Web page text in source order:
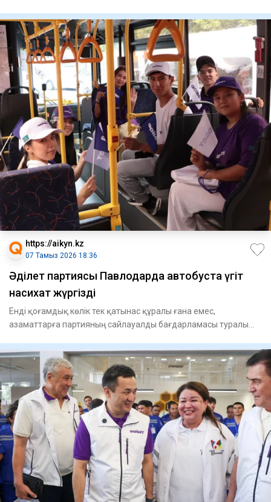
https://aikyn.kz
07 Тамыз 2026 18:36
Әділет партиясы Павлодарда автобуста үгіт
насихат жүргізді
Енді қоғамдық көлік тек қатынас құралы ғана емес,
азаматтарға партияның сайлауалды бағдарламасы туралы